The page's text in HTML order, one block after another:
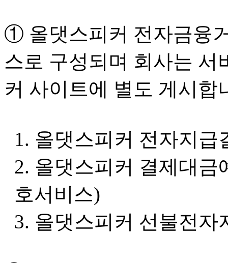
① 올댓스피커 전자금융
스로 구성되며 회사는 서
커 사이트에 별도 게시합
1. 올댓스피커 전자지급
2. 올댓스피커 결제대
호서비스)
3. 올댓스피커 선불전